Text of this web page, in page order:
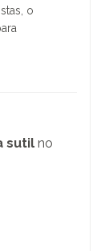
o
sutil no